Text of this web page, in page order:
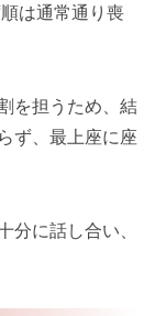
は通常通り喪
を担うため、結
ず、最上座に座
分に話し合い、